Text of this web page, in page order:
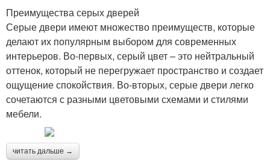
Преимущества серых дверей
Серые двери имеют множество преимуществ, которые
делают их популярным выбором для современных
интерьеров. Во-первых, серый цвет – это нейтральный
оттенок, который не перегружает пространство и создает
ощущение спокойствия. Во-вторых, серые двери легко
сочетаются с разными цветовыми схемами и стилями
мебели.
читать дальше →